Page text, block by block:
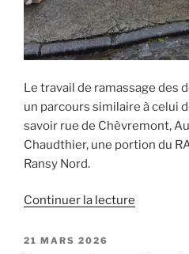
Le travail de ramassage des
un parcours similaire à celui
savoir rue de Chèvremont,
Chaudthier, une portion du
Ransy Nord.
Continuer la lecture
PUBLIÉ
21 MARS 2026